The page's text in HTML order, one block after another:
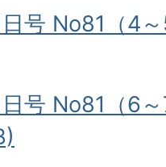
号 No81（4
号 No81（6